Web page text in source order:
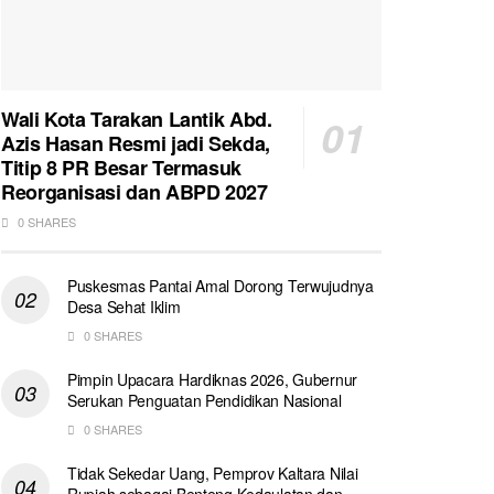
Wali Kota Tarakan Lantik Abd.
Azis Hasan Resmi jadi Sekda,
Titip 8 PR Besar Termasuk
Reorganisasi dan ABPD 2027
0 SHARES
Puskesmas Pantai Amal Dorong Terwujudnya
Desa Sehat Iklim
0 SHARES
Pimpin Upacara Hardiknas 2026, Gubernur
Serukan Penguatan Pendidikan Nasional
0 SHARES
Tidak Sekedar Uang, Pemprov Kaltara Nilai